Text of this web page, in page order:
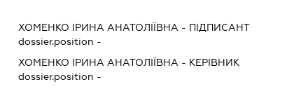
ХОМЕНКО ІРИНА АНАТОЛІЇВНА - ПІДПИСАНТ
dossier.position -
ХОМЕНКО ІРИНА АНАТОЛІЇВНА - КЕРІВНИК
dossier.position -